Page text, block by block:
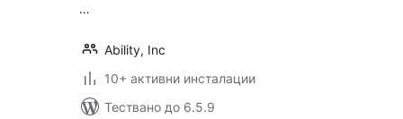
…
Ability, Inc
10+ активни инсталации
Тествано до 6.5.9